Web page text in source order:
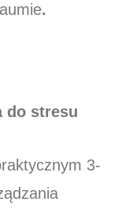
.
do stresu
3-